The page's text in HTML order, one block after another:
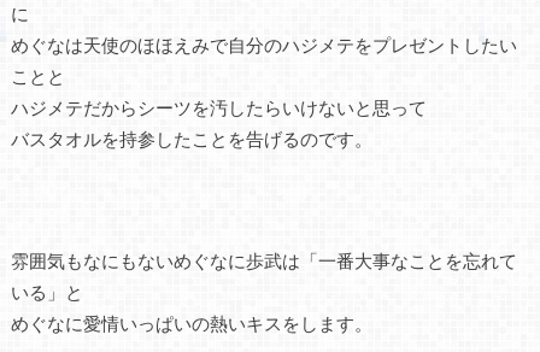
に
めぐなは天使のほほえみで自分のハジメテをプレゼントしたい
ことと
ハジメテだからシーツを汚したらいけないと思って
バスタオルを持参したことを告げるのです。
雰囲気もなにもないめぐなに歩武は「一番大事なことを忘れて
いる」と
めぐなに愛情いっぱいの熱いキスをします。